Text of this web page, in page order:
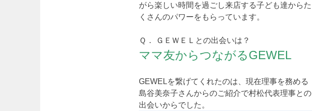
がら楽しい時間を過ごし来店する子ども達からた
くさんのパワーをもらっています。
Ｑ． ＧＥＷＥＬとの出会いは？
ママ友からつながるGEWEL
GEWELを繋げてくれたのは、現在理事を務める
島谷美奈子さんからのご紹介で村松代表理事との
出会いからでした。